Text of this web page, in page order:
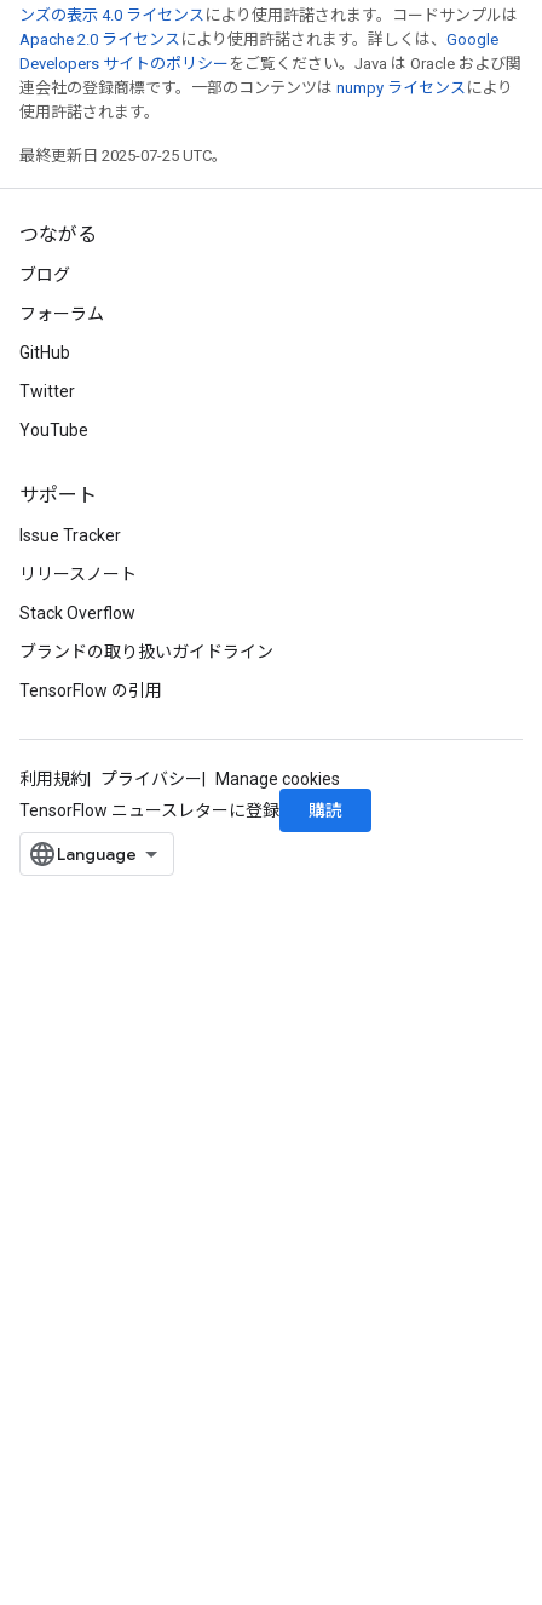
ンズの表示 4.0 ライセンス により使用許諾されます。コードサンプルは
Apache 2.0 ライセンス により使用許諾されます。詳しくは、 Google
Developers サイトのポリシー をご覧ください。Java は Oracle および関
連会社の登録商標です。一部のコンテンツは numpy ライセンス により
使用許諾されます。
最終更新日 2025-07-25 UTC。
つながる
ブログ
フォーラム
GitHub
Twitter
YouTube
サポート
Issue Tracker
リリースノート
Stack Overflow
ブランドの取り扱いガイドライン
TensorFlow の引用
利用規約 プライバシー
Manage cookies
TensorFlow ニュースレターに登録
購読